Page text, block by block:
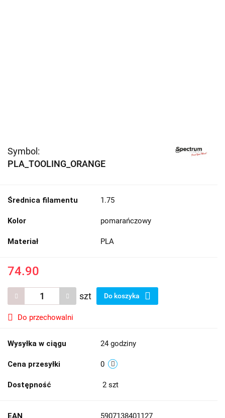
Symbol:
PLA_TOOLING_ORANGE
Średnica filamentu 1.75
Kolor pomarańczowy
Materiał PLA
74.90
szt Do koszyka
Do przechowalni
Wysyłka w ciągu 24 godziny
Cena przesyłki 0
Dostępność 2 szt
EAN 5907138401127